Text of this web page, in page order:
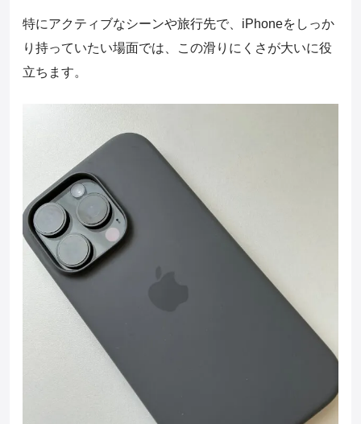
特にアクティブなシーンや旅行先で、iPhoneをしっか
り持っていたい場面では、この滑りにくさが大いに役
立ちます。